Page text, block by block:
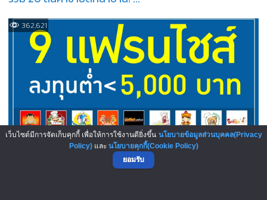
362,621
เลือกเลย! 9 แฟรนไชส์ลงทุนต่ำ...
เว็บไซต์มีการจัดเก็บคุกกี้ เพื่อให้การใช้งานดียิ่งขึ้น นโยบายข้อมูลส่วนบุคคล(Privacy
Policy)และ นโยบายคุกกี้(Cookie Policy)
ยอมรับ